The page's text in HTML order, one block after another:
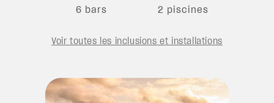
6 bars 2 piscines
Voir toutes les inclusions et installations